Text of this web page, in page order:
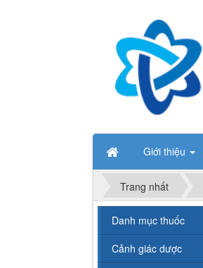
Giới thiệu
Trang nhất
Danh mục thuốc
Cảnh giác dược